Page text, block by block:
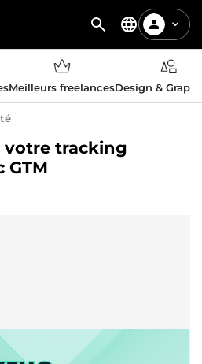
Meilleurs freelancesDesign &
votre tracking
GTM